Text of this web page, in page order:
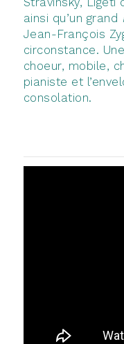
Stravinsky, Ligeti
ainsi qu’un grand
Jean-François
circonstance.
choeur, mobile,
pianiste et
consolation.